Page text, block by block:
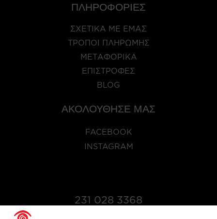
ΠΛΗΡΟΦΟΡΙΕΣ
ΣΧΕΤΙΚΑ ΜΕ ΕΜΑΣ
ΤΡΟΠΟΙ ΠΛΗΡΩΜΗΣ
ΜΕΤΑΦΟΡΙΚΑ
ΕΠΙΣΤΡΟΦΕΣ
BLOG
ΑΚΟΛΟΥΘΗΣΕ ΜΑΣ
FACEBOOK
INSTAGRAM
231 028 3368